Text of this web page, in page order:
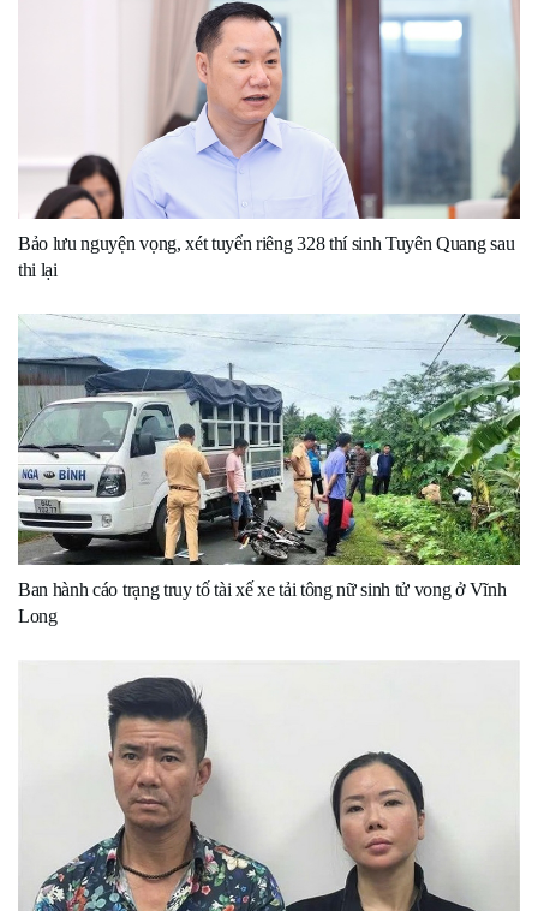
Bảo lưu nguyện vọng, xét tuyển riêng 328 thí sinh Tuyên Quang sau
thi lại
Ban hành cáo trạng truy tố tài xế xe tải tông nữ sinh tử vong ở Vĩnh
Long